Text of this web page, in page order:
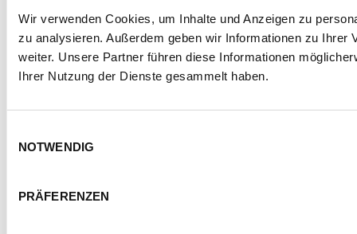
Wir verwenden Cookies, um Inhalte und Anzeigen zu
zu analysieren. Außerdem geben wir Informationen zu Ihrer
weiter. Unsere Partner führen diese Informationen
Ihrer Nutzung der Dienste gesammelt haben.
NOTWENDIG
PRÄFERENZEN